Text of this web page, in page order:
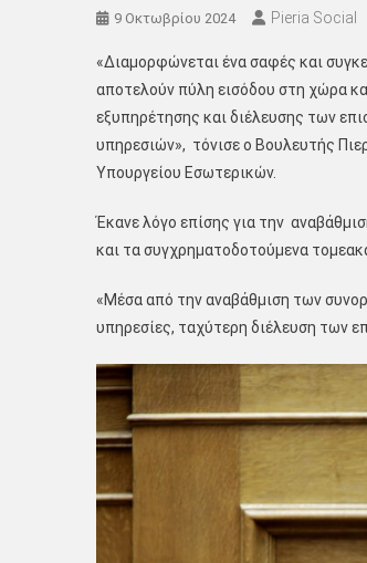
9 Οκτωβρίου 2024 Pieria Social
«Διαμορφώνεται ένα σαφές και
αποτελούν πύλη εισόδου στη χώρα
εξυπηρέτησης και διέλευσης των
υπηρεσιών», τόνισε ο Βουλευτής
Υπουργείου Εσωτερικών.
Έκανε λόγο επίσης για την
και τα συγχρηματοδοτούμενα
«Μέσα από την αναβάθμιση των
υπηρεσίες, ταχύτερη διέλευση των